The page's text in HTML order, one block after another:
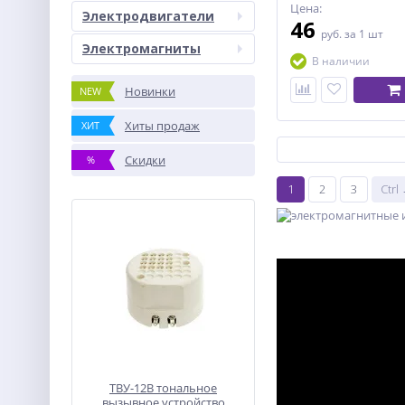
Электродвигатели
Электромагниты
NEW Новинки
ХИТ Хиты продаж
% Скидки
ТВУ-12В тональное
Цена:
46 руб. за 1 шт
В наличии
1 2 3 Ctrl